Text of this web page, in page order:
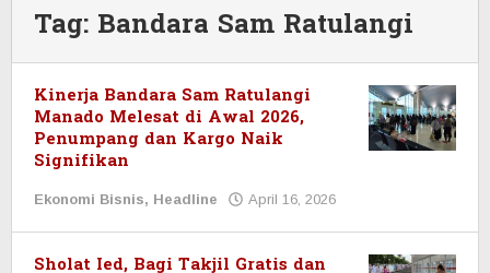
Tag: Bandara Sam Ratulangi
Kinerja Bandara Sam Ratulangi
Manado Melesat di Awal 2026,
Penumpang dan Kargo Naik
Signifikan
Ekonomi Bisnis, Headline April 16, 2026
Sholat Ied, Bagi Takjil Gratis dan